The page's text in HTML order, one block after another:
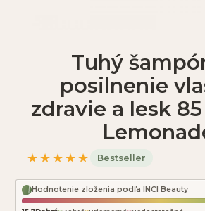
Tuhý
posilnenie
zdravie a lesk
★★★★★ Bestseller
Hodnotenie zloženia podľa INCI Beauty